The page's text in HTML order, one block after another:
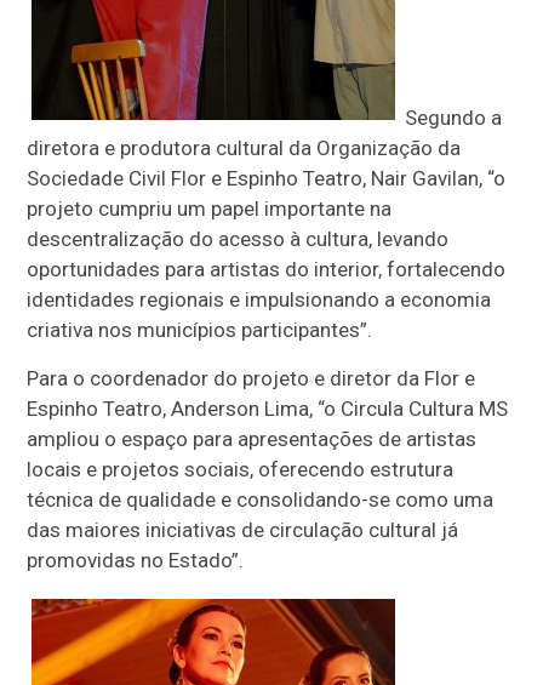
Segundo a
diretora e produtora cultural da Organização da
Sociedade Civil Flor e Espinho Teatro, Nair Gavilan, “o
projeto cumpriu um papel importante na
descentralização do acesso à cultura, levando
oportunidades para artistas do interior, fortalecendo
identidades regionais e impulsionando a economia
criativa nos municípios participantes”.
Para o coordenador do projeto e diretor da Flor e
Espinho Teatro, Anderson Lima, “o Circula Cultura MS
ampliou o espaço para apresentações de artistas
locais e projetos sociais, oferecendo estrutura
técnica de qualidade e consolidando-se como uma
das maiores iniciativas de circulação cultural já
promovidas no Estado”.